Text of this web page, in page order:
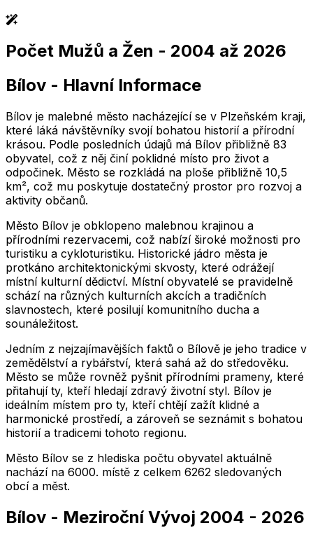
2,005 2,010 2,015 2,020 2,025
2,005 2,010 2,015 2,020 2,025
Počet Mužů a Žen - 2004 až 2026
Bílov - Hlavní Informace
Bílov je malebné město nacházející se v Plzeňském kraji,
které láká návštěvníky svojí bohatou historií a přírodní
krásou. Podle posledních údajů má Bílov přibližně 83
obyvatel, což z něj činí poklidné místo pro život a
odpočinek. Město se rozkládá na ploše přibližně 10,5
km², což mu poskytuje dostatečný prostor pro rozvoj a
aktivity občanů.
Město Bílov je obklopeno malebnou krajinou a
přírodními rezervacemi, což nabízí široké možnosti pro
turistiku a cykloturistiku. Historické jádro města je
protkáno architektonickými skvosty, které odrážejí
místní kulturní dědictví. Místní obyvatelé se pravidelně
schází na různých kulturních akcích a tradičních
slavnostech, které posilují komunitního ducha a
sounáležitost.
Jedním z nejzajímavějších faktů o Bílově je jeho tradice v
zemědělství a rybářství, která sahá až do středověku.
Město se může rovněž pyšnit přírodními prameny, které
přitahují ty, kteří hledají zdravý životní styl. Bílov je
ideálním místem pro ty, kteří chtějí zažít klidné a
harmonické prostředí, a zároveň se seznámit s bohatou
historií a tradicemi tohoto regionu.
Město Bílov se z hlediska počtu obyvatel aktuálně
nachází na 6000. místě z celkem 6262 sledovaných
obcí a měst.
Bílov - Meziroční Vývoj 2004 - 2026